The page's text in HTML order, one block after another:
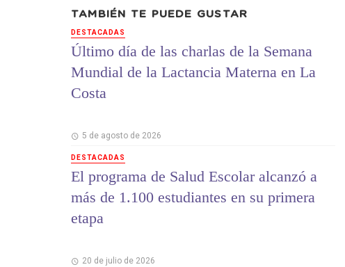
TAMBIÉN TE PUEDE GUSTAR
DESTACADAS
Último día de las charlas de la Semana
Mundial de la Lactancia Materna en La
Costa
5 de agosto de 2026
DESTACADAS
El programa de Salud Escolar alcanzó a
más de 1.100 estudiantes en su primera
etapa
20 de julio de 2026